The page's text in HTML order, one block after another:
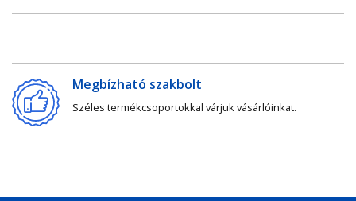
Megbízható szakbolt
Széles termékcsoportokkal várjuk vásárlóinkat.